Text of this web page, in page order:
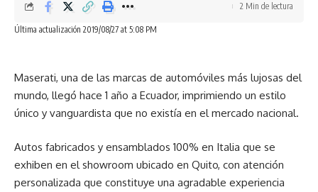
Última actualización 2019/08/27 at 5:08 PM
2 Min de lectura
Maserati, una de las marcas de automóviles más lujosas del
mundo, llegó hace 1 año a Ecuador, imprimiendo un estilo
único y vanguardista que no existía en el mercado nacional.
Autos fabricados y ensamblados 100% en Italia que se
exhiben en el showroom ubicado en Quito, con atención
personalizada que constituye una agradable experiencia